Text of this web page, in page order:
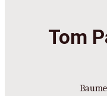
Tom